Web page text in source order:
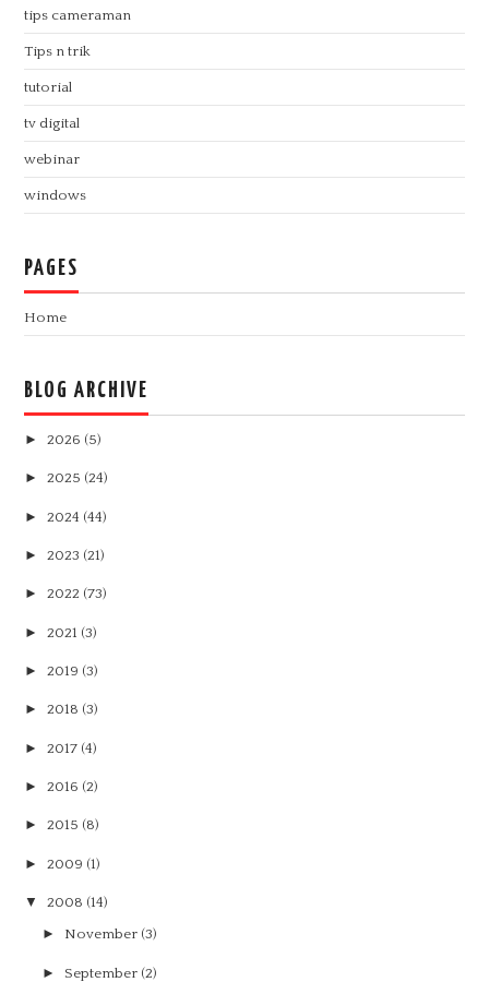
tips cameraman
Tips n trik
tutorial
tv digital
webinar
windows
PAGES
Home
BLOG ARCHIVE
►2026 (5)
►2025 (24)
►2024 (44)
►2023 (21)
►2022 (73)
►2021 (3)
►2019 (3)
►2018 (3)
►2017 (4)
►2016 (2)
►2015 (8)
►2009 (1)
▼2008 (14)
► November (3)
► September (2)